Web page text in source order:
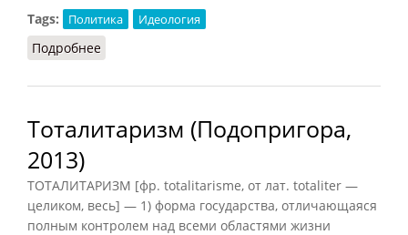
Tags:
Политика Идеология
Подробнее
Тоталитаризм (Подопригора,
2013)
ТОТАЛИТАРИЗМ [фр. totalitarisme, от лат. totaliter —
целиком, весь] — 1) форма государства, отличающаяся
полным контролем над всеми областями жизни